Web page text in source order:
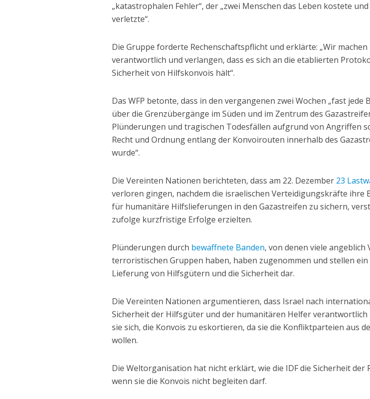
„katastrophalen Fehler“, der „zwei Menschen das Leben kostete
verletzte“.
Die Gruppe forderte Rechenschaftspflicht und erklärte: „Wir machen
verantwortlich und verlangen, dass es sich an die etablierten
Sicherheit von Hilfskonvois hält“.
Das WFP betonte, dass in den vergangenen zwei Wochen „fast
über die Grenzübergänge im Süden und im Zentrum des
Plünderungen und tragischen Todesfällen aufgrund von Angriffen
Recht und Ordnung entlang der Konvoirouten innerhalb des
wurde“.
Die Vereinten Nationen berichteten, dass am 22. Dezember 23
verloren gingen, nachdem die israelischen Verteidigungskräfte ihre
für humanitäre Hilfslieferungen in den Gazastreifen zu sichern,
zufolge kurzfristige Erfolge erzielten.
Plünderungen durch bewaffnete Banden, von denen viele angeblich
terroristischen Gruppen haben, haben zugenommen und stellen
Lieferung von Hilfsgütern und die Sicherheit dar.
Die Vereinten Nationen argumentieren, dass Israel nach
Sicherheit der Hilfsgüter und der humanitären Helfer verantwortlich
sie sich, die Konvois zu eskortieren, da sie die Konfliktparteien aus
wollen.
Die Weltorganisation hat nicht erklärt, wie die IDF die Sicherheit der
wenn sie die Konvois nicht begleiten darf.